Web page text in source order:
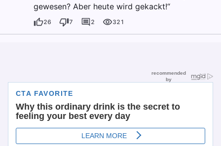
gewesen? Aber heute wird gekackt!“
26 7 2 321